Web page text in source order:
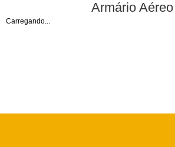
Armário Aéreo
Carregando...